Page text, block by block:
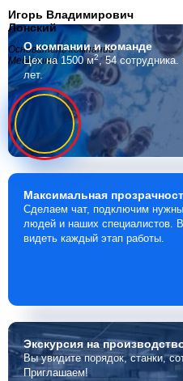
Игорь Владимирович
Лонский
Основатель компании
Мебелино
О компаниии команде
Цех на 1500 м2, 54 сотрудника.
лет.
Максимальная
Сделаем чат, подключим
людей и наших специалистов.
видеть каждый этап работы.
Экскурсияна
Вы увидите порядок, станки,
Приглашаем!